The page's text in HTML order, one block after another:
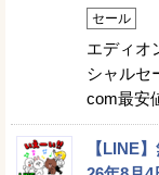
セール
エディオ
シャルセ
com最安
【LINE